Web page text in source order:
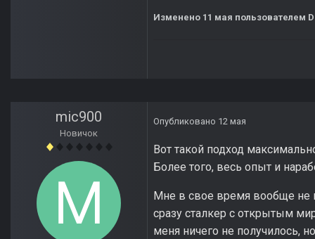
Изменено 11 мая пользователем
mic900
Новичок
Опубликовано 12 мая
Вот такой подход
Более того, весь опыт и
Мне в свое время вообще не
сразу сталкер с открытым
меня ничего не получилось,